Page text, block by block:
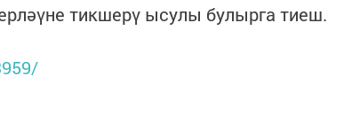
тикшерү ысулы булырга тиеш.